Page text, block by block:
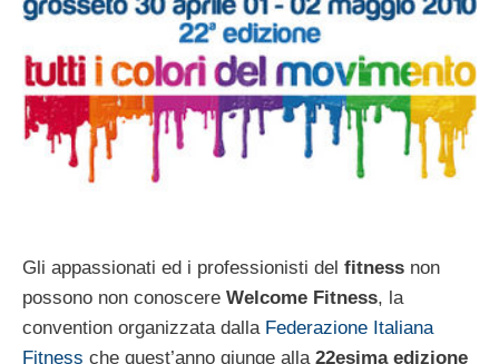
Gli appassionati ed i professionisti del fitness non
possono non conoscere Welcome Fitness, la
convention organizzata dallaFederazione Italiana
Fitness che quest’anno giunge alla22esima edizione